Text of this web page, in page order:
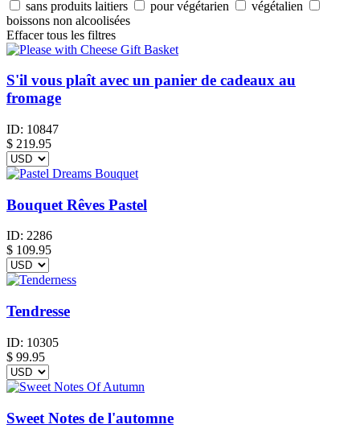
sans produits laitiers pour végétarien
végétalien
boissons non alcoolisées
Effacer tous les filtres
S'il vous plaît avec un panier de cadeaux au
fromage
ID: 10847
$ 219.95
Bouquet Rêves Pastel
ID: 2286
$ 109.95
Tendresse
ID: 10305
$ 99.95
Sweet Notes de l'automne